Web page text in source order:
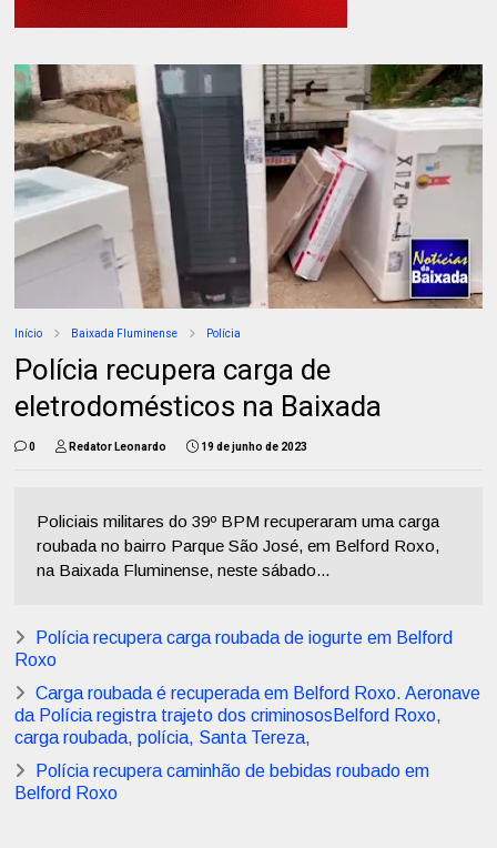
Início Baixada Fluminense Polícia
Polícia recupera carga de
eletrodomésticos na Baixada
0 Redator Leonardo 19 de junho de 2023
Policiais militares do 39º BPM recuperaram uma carga
roubada no bairro Parque São José, em Belford Roxo,
na Baixada Fluminense, neste sábado...
Polícia recupera carga roubada de iogurte em Belford
Roxo
Carga roubada é recuperada em Belford Roxo. Aeronave
da Polícia registra trajeto dos criminososBelford Roxo,
carga roubada, polícia, Santa Tereza,
Polícia recupera caminhão de bebidas roubado em
Belford Roxo